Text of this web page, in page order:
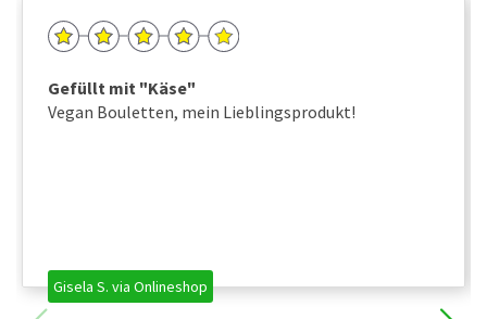
Gefüllt mit "Käse"
Vegan Bouletten, mein Lieblingsprodukt!
Gisela S. via Onlineshop